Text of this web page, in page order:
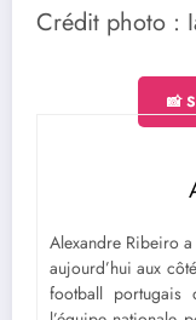
Crédit photo :
📸
Alexandre Ribeiro
aujourd’hui aux
football portugais